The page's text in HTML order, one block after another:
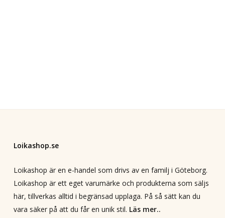
Loikashop.se
Loikashop är en e-handel som drivs av en familj i Göteborg.
Loikashop är ett eget varumärke och produkterna som säljs
här, tillverkas alltid i begränsad upplaga. På så sätt kan du
vara säker på att du får en unik stil. Läs mer..